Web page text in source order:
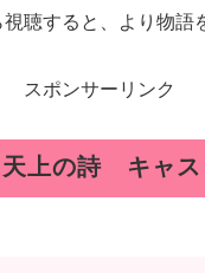
聴すると、より物語
スポンサーリンク
上の詩 キャス